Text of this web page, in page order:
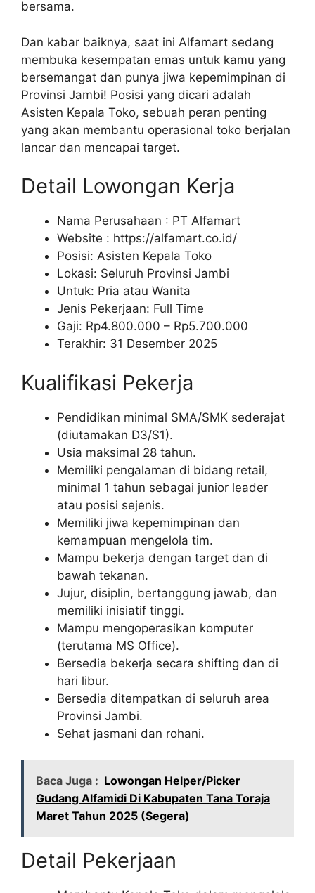
bersama.
Dan kabar baiknya, saat ini Alfamart sedang
membuka kesempatan emas untuk kamu yang
bersemangat dan punya jiwa kepemimpinan di
Provinsi Jambi! Posisi yang dicari adalah
Asisten Kepala Toko, sebuah peran penting
yang akan membantu operasional toko berjalan
lancar dan mencapai target.
Detail Lowongan Kerja
Nama Perusahaan : PT Alfamart
Website : https://alfamart.co.id/
Posisi: Asisten Kepala Toko
Lokasi: Seluruh Provinsi Jambi
Untuk: Pria atau Wanita
Jenis Pekerjaan: Full Time
Gaji: Rp4.800.000 – Rp5.700.000
Terakhir: 31 Desember 2025
Kualifikasi Pekerja
Pendidikan minimal SMA/SMK sederajat
(diutamakan D3/S1).
Usia maksimal 28 tahun.
Memiliki pengalaman di bidang retail,
minimal 1 tahun sebagai junior leader
atau posisi sejenis.
Memiliki jiwa kepemimpinan dan
kemampuan mengelola tim.
Mampu bekerja dengan target dan di
bawah tekanan.
Jujur, disiplin, bertanggung jawab, dan
memiliki inisiatif tinggi.
Mampu mengoperasikan komputer
(terutama MS Office).
Bersedia bekerja secara shifting dan di
hari libur.
Bersedia ditempatkan di seluruh area
Provinsi Jambi.
Sehat jasmani dan rohani.
Baca Juga : Lowongan Helper/Picker
Gudang Alfamidi Di Kabupaten Tana Toraja
Maret Tahun 2025 (Segera)
Detail Pekerjaan